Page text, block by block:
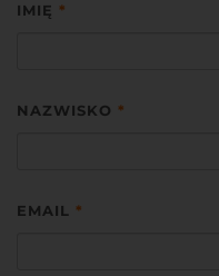
IMIĘ *
NAZWISKO *
EMAIL *